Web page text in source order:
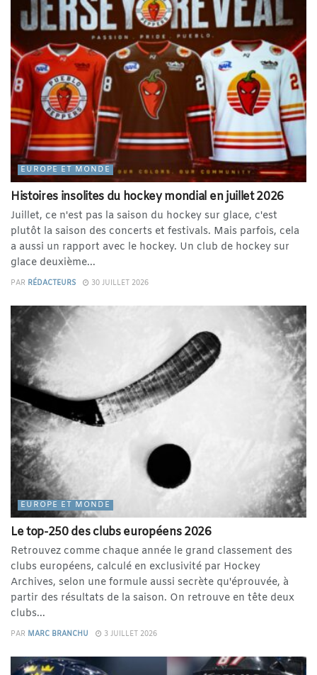
EUROPE ET MONDE
Histoires insolites du hockey mondial en juillet 2026
Juillet, ce n'est pas la saison du hockey sur glace, c'est
plutôt la saison des concerts et festivals. Mais parfois, cela
a aussi un rapport avec le hockey. Un club de hockey sur
glace deuxième...
PAR RÉDACTEURS 30 JUILLET 2026
EUROPE ET MONDE
Le top-250 des clubs européens 2026
Retrouvez comme chaque année le grand classement des
clubs européens, calculé en exclusivité par Hockey
Archives, selon une formule aussi secrète qu'éprouvée, à
partir des résultats de la saison. On retrouve en tête deux
clubs...
PAR MARC BRANCHU 3 JUILLET 2026